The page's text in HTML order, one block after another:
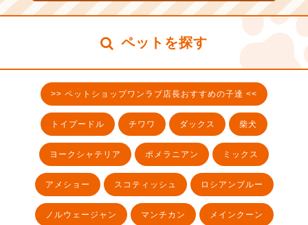
ペットを探す
>> ペットショップワンラブ店長おすすめの子達 <<
トイプードル チワワ ダックス 柴犬
ヨークシャテリア ポメラニアン ミックス
アメショー スコティッシュ ロシアンブルー
ノルウェージャン マンチカン メインクーン